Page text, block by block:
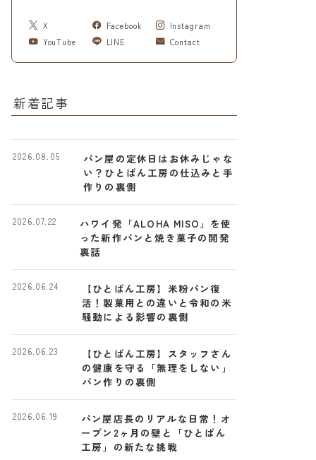
X Facebook
Instagram
YouTube
LINE Contact
新着記事
パン屋の定休日はお休みじゃな
い？ひとぱん工房の仕込みと手
作りの裏側
2026.08.05
ハワイ発「ALOHA MISO」を使
った新作パンと焼き菓子の開発
裏話
2026.07.22
【ひとぱん工房】米粉パン復
活！製菓用との違いと令和の米
騒動による影響の裏側
2026.06.24
【ひとぱん工房】スタッフさん
の健康を守る「無理をしない」
パン作りの裏側
2026.06.23
パン屋店長のリアルな日常！オ
ープン2ヶ月の壁と「ひとぱん
工房」の新たな挑戦
2026.06.19